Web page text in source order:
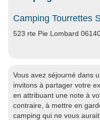
Camping Tourrettes
523 rte Pie Lombard
Vous avez séjourné dans
invitons à partager votre
en attribuant une note à
contraire, à mettre en
camping qui ne vous